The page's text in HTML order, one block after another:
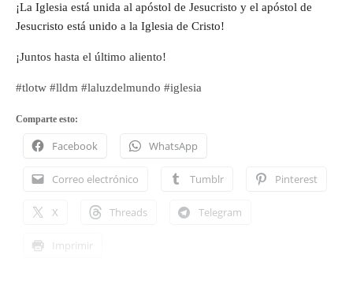
¡La Iglesia está unida al apóstol de Jesucristo y el apóstol de
Jesucristo está unido a la Iglesia de Cristo!
¡Juntos hasta el último aliento!
#tlotw #lldm #laluzdelmundo #iglesia
Comparte esto:
Facebook WhatsApp
Correo electrónico Tumblr Pinterest
X Threads Telegram
Imprimir